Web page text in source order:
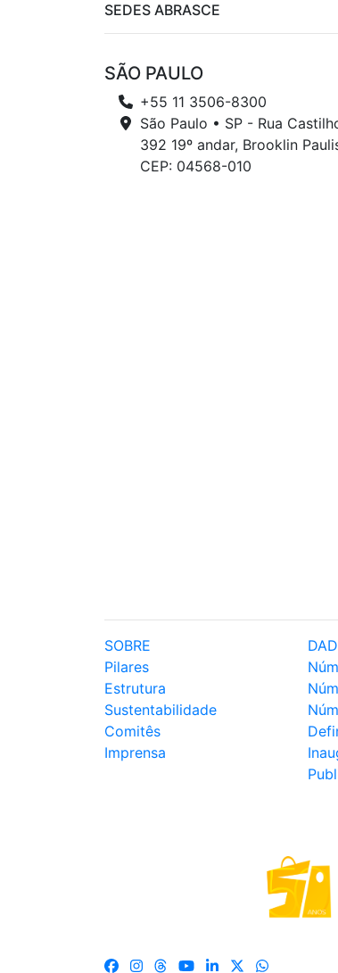
SEDES ABRASCE
SÃO PAULO
+55 11 3506-8300
São Paulo • SP - Rua
392 19º andar, Brooklin
CEP: 04568-010
SOBRE
Pilares
Estrutura
Sustentabilidade
Comitês
Imprensa